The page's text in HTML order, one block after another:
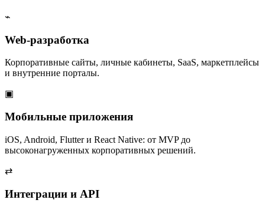
⌁
Web-разработка
Корпоративные сайты, личные кабинеты, SaaS, маркетплейсы
и внутренние порталы.
▣
Мобильные приложения
iOS, Android, Flutter и React Native: от MVP до
высоконагруженных корпоративных решений.
⇄
Интеграции и API